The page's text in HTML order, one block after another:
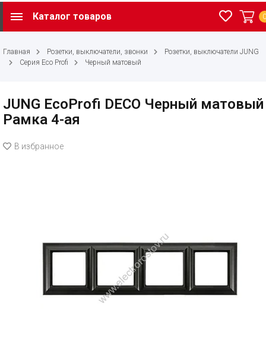
Каталог товаров
Главная Розетки, выключатели, звонки
Розетки, выключатели JUNG
Серия Eco Profi
Черный матовый
JUNG EcoProfi DECO Черный матовый
Рамка 4-ая
В избранное